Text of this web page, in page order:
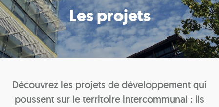
Les projets
Découvrez les projets de développement qui
poussent sur le territoire intercommunal : ils